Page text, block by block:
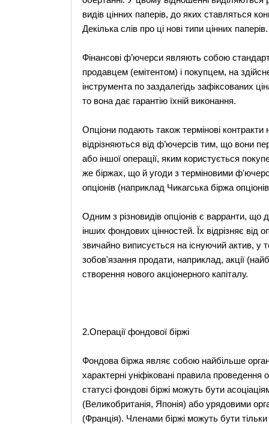
видів цінних паперів, до яких ставляться
Декілька слів про ці нові типи цінних паперів.
Фінансові ф’ючерси являють собою
продавцем (емітентом) і покупцем, на
інструмента по заздалегідь зафіксованих
то вона дає гарантію їхній виконання.
Опціони подають також термінові
відрізняються від ф’ючерсів тим, що вони
або іншої операції, яким користується
же біржах, що й угоди з терміновими
опціонів (наприклад Чикагська біржа
Одним з різновидів опціонів є варранти,
інших фондових цінностей. Їх відрізняє від
звичайно виписується на існуючий актив, у
зобов'язання продати, наприклад, акції
створення нового акціонерного капіталу.
2.Операції фондової біржі
Фондова біржа являє собою найбільше
характерні уніфіковані правила
статусі фондові біржі можуть бути
(Великобританія, Японія) або урядовими
(Франція). Членами біржі можуть бути тільки